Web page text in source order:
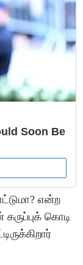
என்ற
கருப்புக் கொடி